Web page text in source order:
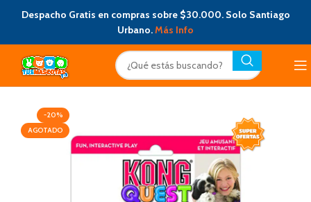
Despacho Gratis en compras sobre $30.000. Solo Santiago
Urbano.Más Info
-20%
AGOTADO